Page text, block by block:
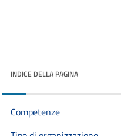
INDICE DELLA PAGINA
Competenze